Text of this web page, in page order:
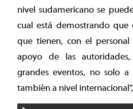
nivel sudamericano se
cual está demostrando que
que tienen, con el
apoyo de las
grandes eventos, no solo a
también a nivel